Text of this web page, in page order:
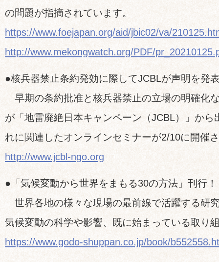
の問題が指摘されています。
https://www.foejapan.org/aid/jbic02/va/
http://www.mekongwatch.org/PDF/
●核兵器禁止条約発効に際してJCBLが声明を発
早期の条約批准と核兵器禁止の立場の明確化
が「地雷廃絶日本キャンペーン（JCBL）」から
れに関連したオンラインセミナーが2/10に開催
http://www.jcbl-ngo.org
●「気候変動から世界をまもる30の方法」刊行！
世界各地の様々な現場の最前線で活躍する研
気候変動の科学や影響、既に始まっている取り
https://www.godo-shuppan.co.jp/book/